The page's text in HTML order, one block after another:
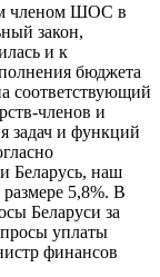
членом ШОС в
закон,
и к
бюджета
соответствующий
членов и
задач и функций
Беларусь, наш
5,8%. В
Беларуси за
уплаты
финансов